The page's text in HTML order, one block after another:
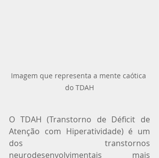
Imagem que representa a mente caótica
do TDAH
O TDAH (Transtorno de Déficit de
Atenção com Hiperatividade) é um
dos transtornos
neurodesenvolvimentais mais